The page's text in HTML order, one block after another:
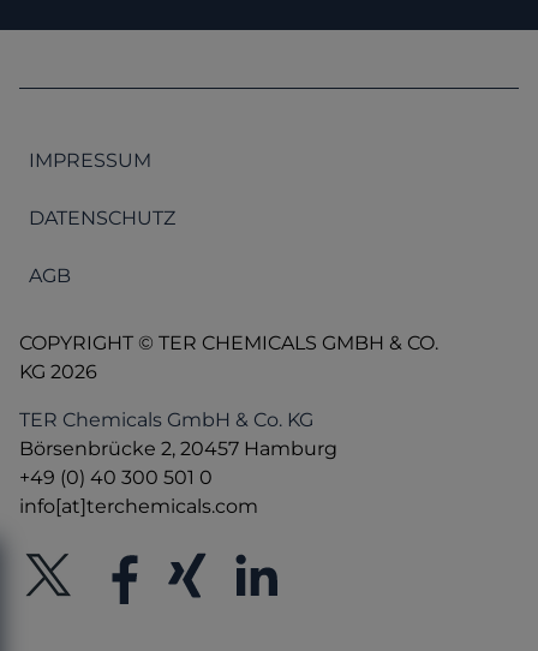
IMPRESSUM
DATENSCHUTZ
AGB
COPYRIGHT © TER CHEMICALS GMBH & CO.
KG 2026
TER Chemicals GmbH & Co. KG
Börsenbrücke 2, 20457 Hamburg
+49 (0) 40 300 501 0
info[at]terchemicals.com